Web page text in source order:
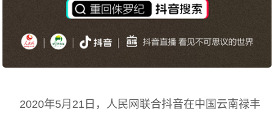
2020年5月21日，人民网联合抖音在中国云南禄丰